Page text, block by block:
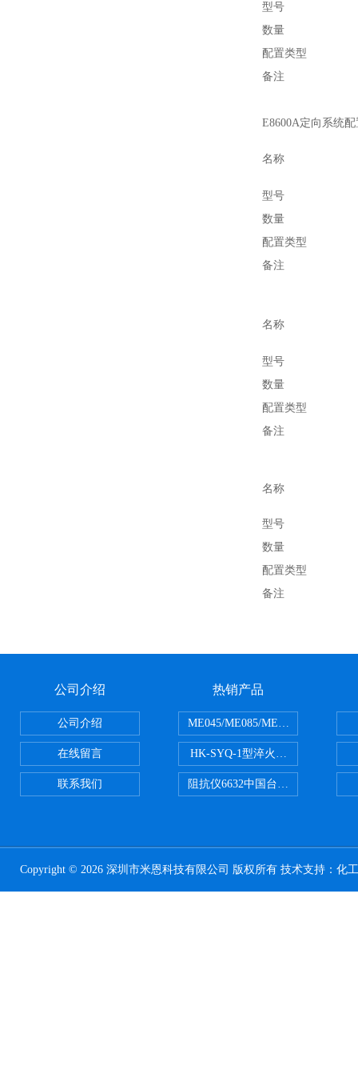
型号
数量
配置类型
备注
E8600A定向系统配
名称
型号
数量
配置类型
备注
名称
型号
数量
配置类型
备注
名称
型号
数量
配置类型
备注
公司介绍
公司介绍
在线留言
联系我们
热销产品
ME045/ME085/ME150ME系列
HK-SYQ-1型淬火介质冷却性能测
阻抗仪6632中国台湾益和
Copyright © 2026 深圳市米恩科技有限公司 版权所有 技术支持： 化